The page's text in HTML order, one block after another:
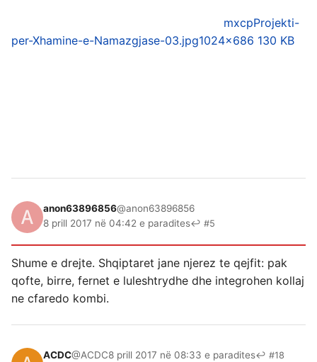
mxcpProjekti-
per-Xhamine-e-Namazgjase-03.jpg1024×686 130 KB
anon63896856@anon63896856
8 prill 2017 në 04:42 e paradites↩ #5
Shume e drejte. Shqiptaret jane njerez te qejfit: pak
qofte, birre, fernet e luleshtrydhe dhe integrohen kollaj
ne cfaredo kombi.
ACDC@ACDC8 prill 2017 në 08:33 e paradites↩ #18